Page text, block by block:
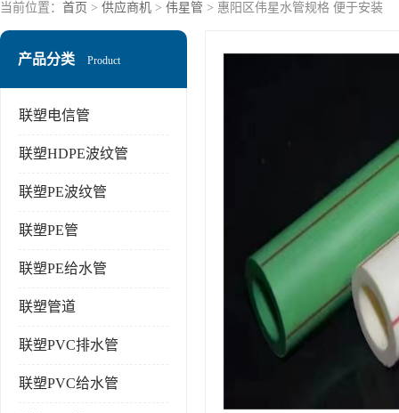
当前位置： 首页 > 供应商机 > 伟星管 > 惠阳区伟星水管规格 便于安装
产品分类 Product
联塑电信管
联塑HDPE波纹管
联塑PE波纹管
联塑PE管
联塑PE给水管
联塑管道
联塑PVC排水管
联塑PVC给水管